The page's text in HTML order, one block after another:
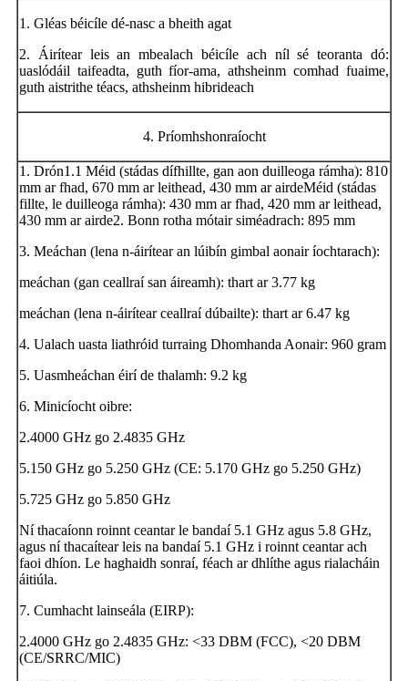
1. Gléas béicíle dé-nasc a bheith agat
2. Áirítear leis an mbealach béicíle ach níl sé teoranta dó:
uaslódáil taifeadta, guth fíor-ama, athsheinm comhad fuaime,
guth aistrithe téacs, athsheinm hibrideach
4. Príomhshonraíocht
1. Drón1.1 Méid (stádas dífhillte, gan aon duilleoga rámha): 810
mm ar fhad, 670 mm ar leithead, 430 mm ar airdeMéid (stádas
fillte, le duilleoga rámha): 430 mm ar fhad, 420 mm ar leithead,
430 mm ar airde2. Bonn rotha mótair siméadrach: 895 mm
3. Meáchan (lena n-áirítear an lúibín gimbal aonair íochtarach):
meáchan (gan ceallraí san áireamh): thart ar 3.77 kg
meáchan (lena n-áirítear ceallraí dúbailte): thart ar 6.47 kg
4. Ualach uasta liathróid turraing Dhomhanda Aonair: 960 gram
5. Uasmheáchan éirí de thalamh: 9.2 kg
6. Minicíocht oibre:
2.4000 GHz go 2.4835 GHz
5.150 GHz go 5.250 GHz (CE: 5.170 GHz go 5.250 GHz)
5.725 GHz go 5.850 GHz
Ní thacaíonn roinnt ceantar le bandaí 5.1 GHz agus 5.8 GHz,
agus ní thacaítear leis na bandaí 5.1 GHz i roinnt ceantar ach
faoi dhíon. Le haghaidh sonraí, féach ar dhlíthe agus rialacháin
áitiúla.
7. Cumhacht lainseála (EIRP):
2.4000 GHz go 2.4835 GHz: <33 DBM (FCC), <20 DBM
(CE/SRRC/MIC)